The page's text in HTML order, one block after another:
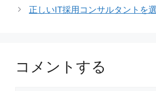
リ
正しいIT採用コンサルタントを
コメントする